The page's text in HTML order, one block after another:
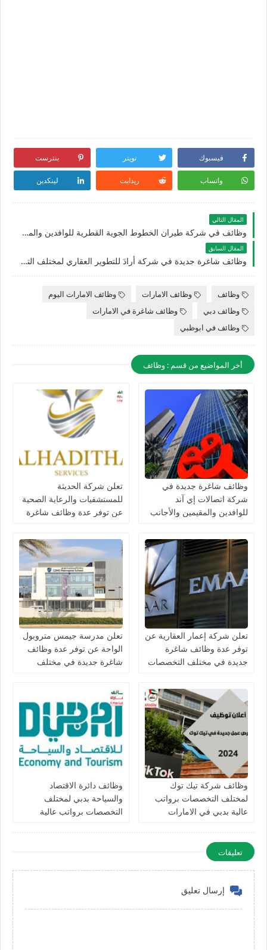
فيسبوك تويتر بنترست
واتساب ريدايت لينكدين
المقال التالي
وظائف في شركة طيران الخطوط الجوية القطرية للوافدين والمقيمين بالشارقة في الامارات
المقال السابق
وظائف شاغرة جديدة في شركة أرادَ للتطوير العقاري لمختلف التخصصات للوافدين والجنسيين في دبي والشارقة
وظائف وظائف الامارات
وظائف الامارات اليوم
وظائف دبي
وظائف شاغرة في الامارات
وظائف في ابوظبي
أخر المواضيع من قسم : وظائف
وظائف شاغرة جديدة في
شركة اتصالات إي آند
للوافدين والمقيمين والأجانب
تعلن شركة الحديثة
للمستشفيات والرعاية الصحية
عن توفر عدة وظائف شاغرة
في دبي وأبوظبي
تعلن شركة إعمار العقارية عن
توفر عدة وظائف شاغرة
جديدة في مختلف التخصصات
تعلن مدرسة جيمس متروبول
الواحة عن توفر عدة وظائف
شاغرة جديدة في مختلف
برواتب تصل 10,000 درهم
وظائف شركة تيك توك
لمختلف التخصصات برواتب
عالية بدبي في الامارات
وظائف دائرة الاقتصاد
والسياحة بدبي لمختلف
التخصصات برواتب عالية
تعليقات
إرسال تعليق